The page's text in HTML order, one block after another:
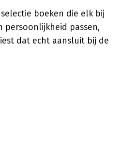
boeken die elk bij
persoonlijkheid passen,
dat echt aansluit bij de